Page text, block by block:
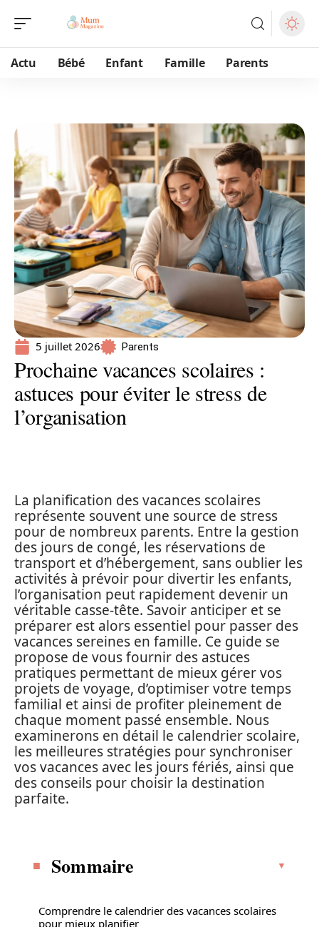
Actu Bébé Enfant Famille Parents
5 juillet 2026 Parents
Prochaine vacances scolaires :
astuces pour éviter le stress de
l’organisation
La planification des vacances scolaires
représente souvent une source de stress
pour de nombreux parents. Entre la gestion
des jours de congé, les réservations de
transport et d’hébergement, sans oublier les
activités à prévoir pour divertir les enfants,
l’organisation peut rapidement devenir un
véritable casse-tête. Savoir anticiper et se
préparer est alors essentiel pour passer des
vacances sereines en famille. Ce guide se
propose de vous fournir des astuces
pratiques permettant de mieux gérer vos
projets de voyage, d’optimiser votre temps
familial et ainsi de profiter pleinement de
chaque moment passé ensemble. Nous
examinerons en détail le calendrier scolaire,
les meilleures stratégies pour synchroniser
vos vacances avec les jours fériés, ainsi que
des conseils pour choisir la destination
parfaite.
Sommaire
Comprendre le calendrier des vacances scolaires
pour mieux planifier